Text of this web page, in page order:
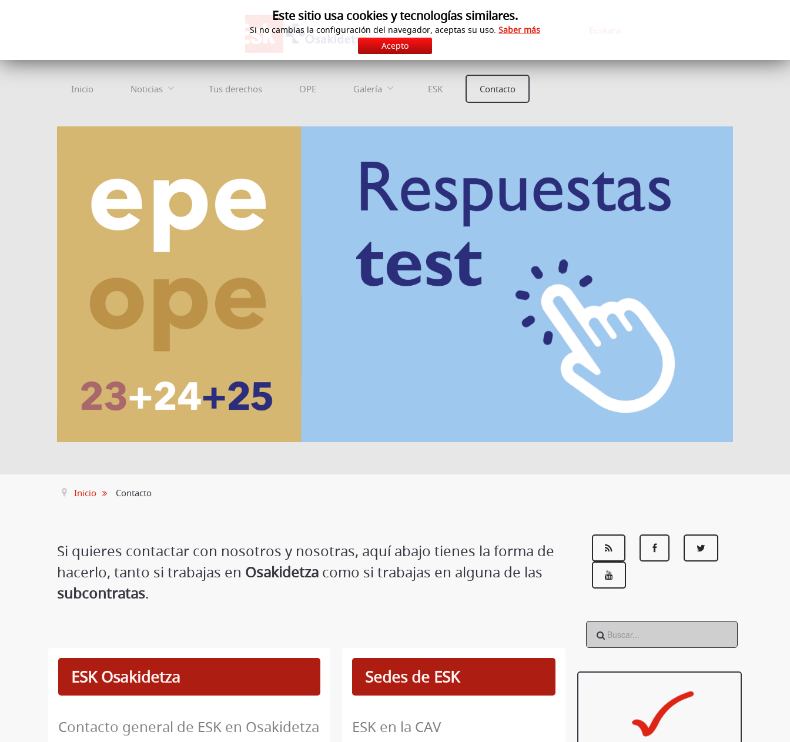
Inicio Noticias Tus derechos OPE Galería ESK Contacto
Inicio Contacto
Si quieres contactar con nosotros y nosotras, aquí abajo tienes la forma de
hacerlo, tanto si trabajas en Osakidetza como si trabajas en alguna de las
subcontratas.
ESK Osakidetza
Contacto general de ESK en Osakidetza
Sedes de ESK
ESK en la CAV
Este sitio usa cookies y tecnologías similares.
Si no cambias la configuración del navegador, aceptas su uso. Saber más
Acepto